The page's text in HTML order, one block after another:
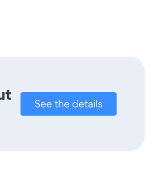
See the details